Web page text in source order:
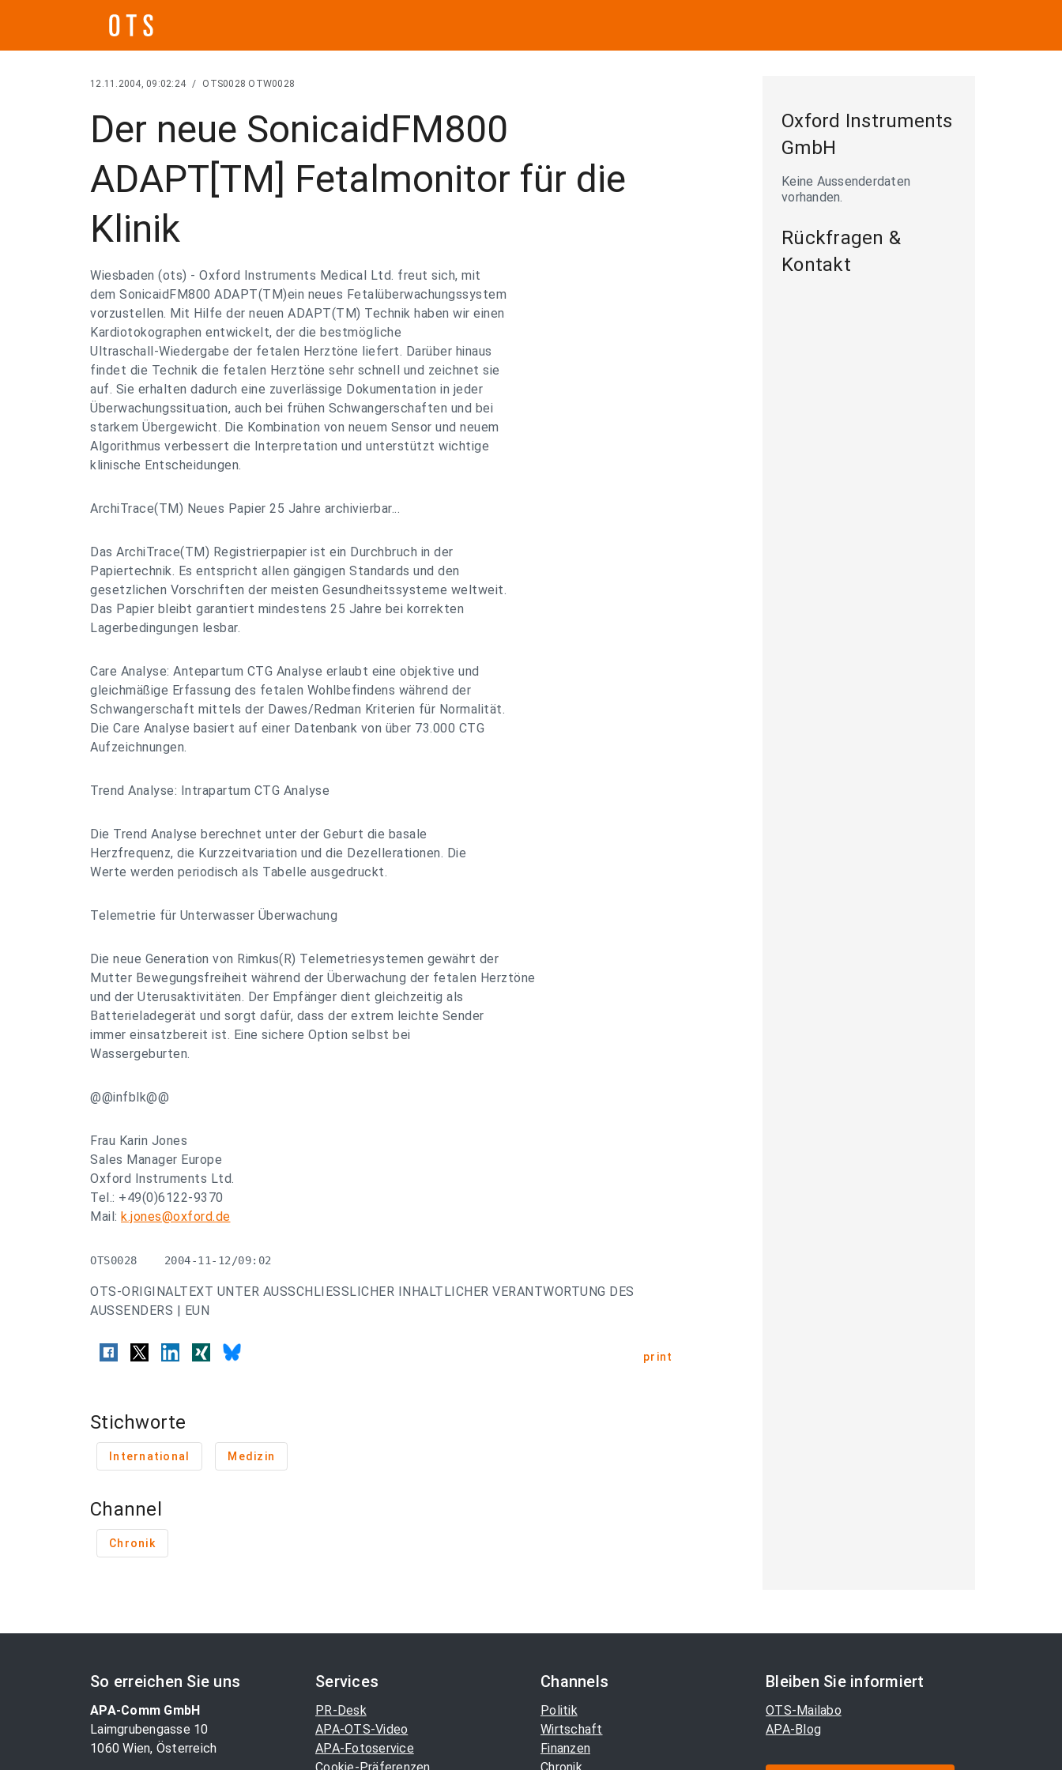
12.11.2004, 09:02:24 / OTS0028 OTW0028
Der neue SonicaidFM800
ADAPT[TM] Fetalmonitor für die
Klinik
Wiesbaden (ots) - Oxford Instruments Medical Ltd. freut sich, mit
dem SonicaidFM800 ADAPT(TM)ein neues Fetalüberwachungssystem
vorzustellen. Mit Hilfe der neuen ADAPT(TM) Technik haben wir einen
Kardiotokographen entwickelt, der die bestmögliche
Ultraschall-Wiedergabe der fetalen Herztöne liefert. Darüber hinaus
findet die Technik die fetalen Herztöne sehr schnell und zeichnet sie
auf. Sie erhalten dadurch eine zuverlässige Dokumentation in jeder
Überwachungssituation, auch bei frühen Schwangerschaften und bei
starkem Übergewicht. Die Kombination von neuem Sensor und neuem
Algorithmus verbessert die Interpretation und unterstützt wichtige
klinische Entscheidungen.
ArchiTrace(TM) Neues Papier 25 Jahre archivierbar...
Das ArchiTrace(TM) Registrierpapier ist ein Durchbruch in der
Papiertechnik. Es entspricht allen gängigen Standards und den
gesetzlichen Vorschriften der meisten Gesundheitssysteme weltweit.
Das Papier bleibt garantiert mindestens 25 Jahre bei korrekten
Lagerbedingungen lesbar.
Care Analyse: Antepartum CTG Analyse erlaubt eine objektive und
gleichmäßige Erfassung des fetalen Wohlbefindens während der
Schwangerschaft mittels der Dawes/Redman Kriterien für Normalität.
Die Care Analyse basiert auf einer Datenbank von über 73.000 CTG
Aufzeichnungen.
Trend Analyse: Intrapartum CTG Analyse
Die Trend Analyse berechnet unter der Geburt die basale
Herzfrequenz, die Kurzzeitvariation und die Dezellerationen. Die
Werte werden periodisch als Tabelle ausgedruckt.
Telemetrie für Unterwasser Überwachung
Die neue Generation von Rimkus(R) Telemetriesystemen gewährt der
Mutter Bewegungsfreiheit während der Überwachung der fetalen Herztöne
und der Uterusaktivitäten. Der Empfänger dient gleichzeitig als
Batterieladegerät und sorgt dafür, dass der extrem leichte Sender
immer einsatzbereit ist. Eine sichere Option selbst bei
Wassergeburten.
@@infblk@@
Frau Karin Jones
Sales Manager Europe
Oxford Instruments Ltd.
Tel.: +49(0)6122-9370
Mail: k.jones@oxford.de
OTS0028    2004-11-12/09:02
OTS-ORIGINALTEXT UNTER AUSSCHLIESSLICHER INHALTLICHER VERANTWORTUNG DES
AUSSENDERS | EUN
print
Stichworte
International Medizin
Channel
Chronik
Oxford Instruments
GmbH
Keine Aussenderdaten
vorhanden.
Rückfragen &
Kontakt
So erreichen Sie uns
APA-Comm GmbH
Laimgrubengasse 10
1060 Wien, Österreich
Services
PR-Desk
APA-OTS-Video
APA-Fotoservice
Channels
Politik
Wirtschaft
Finanzen
Bleiben Sie informiert
OTS-Mailabo
APA-Blog